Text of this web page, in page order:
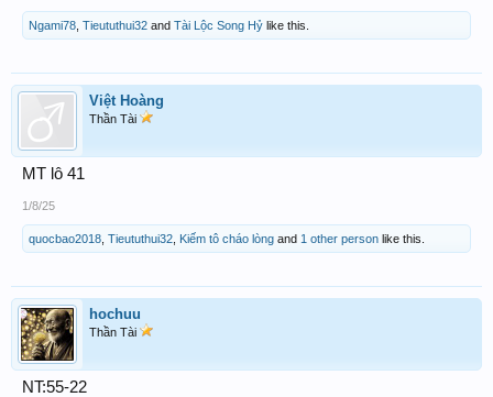
Ngami78 Tieututhui32 and Tài Lộc Song Hỷ like this.
Việt Hoàng
Thần Tài
MT lô 41
1/8/25
quocbao2018 Tieututhui32 Kiếm tô cháo lòng and 1 other person like this.
hochuu
Thần Tài
NT:55-22